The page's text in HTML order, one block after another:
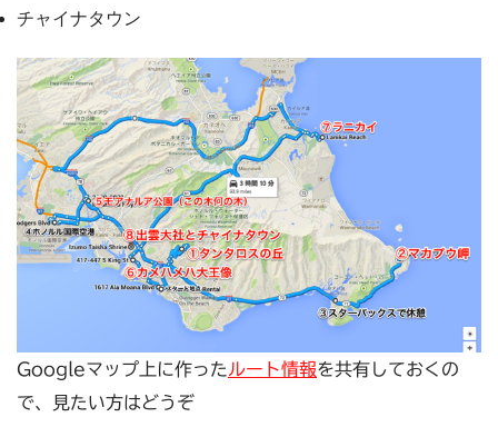
チャイナタウン
Googleマップ上に作った ルート情報を共有しておくの
で、見たい方はどうぞ